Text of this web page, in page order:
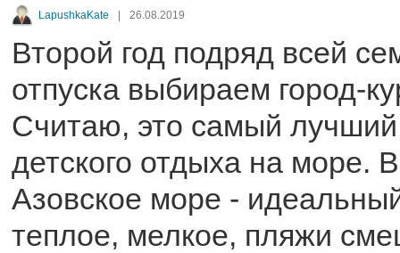
LapushkaKate | 26.08.2019
Второй год подряд всей
отпуска выбираем город-
Считаю, это самый лучший
детского отдыха на море.
Азовское море -
теплое, мелкое, пляжи